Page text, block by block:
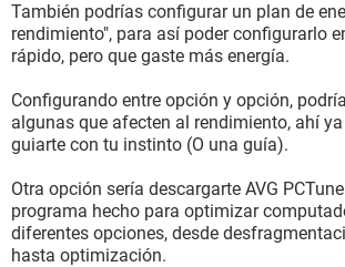
También podrías configurar un plan de
rendimiento", para así poder configurarlo
rápido, pero que gaste más energía.
Configurando entre opción y opción,
algunas que afecten al rendimiento, ahí
guiarte con tu instinto (O una guía).
Otra opción sería descargarte AVG
programa hecho para optimizar
diferentes opciones, desde
hasta optimización.